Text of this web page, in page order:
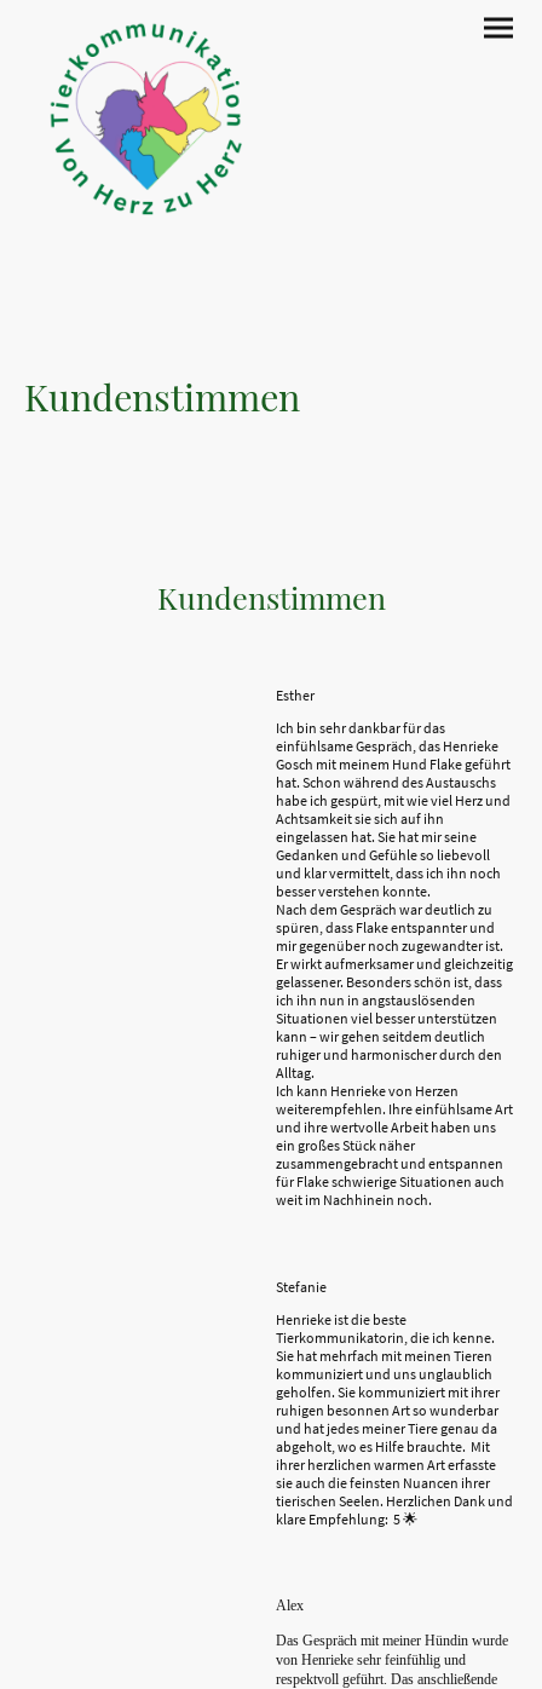
Kundenstimmen
Kundenstimmen
Esther
Ich bin sehr dankbar für das
einfühlsame Gespräch, das Henrieke
Gosch mit meinem Hund Flake geführt
hat. Schon während des Austauschs
habe ich gespürt, mit wie viel Herz und
Achtsamkeit sie sich auf ihn
eingelassen hat. Sie hat mir seine
Gedanken und Gefühle so liebevoll
und klar vermittelt, dass ich ihn noch
besser verstehen konnte.
Nach dem Gespräch war deutlich zu
spüren, dass Flake entspannter und
mir gegenüber noch zugewandter ist.
Er wirkt aufmerksamer und gleichzeitig
gelassener. Besonders schön ist, dass
ich ihn nun in angstauslösenden
Situationen viel besser unterstützen
kann – wir gehen seitdem deutlich
ruhiger und harmonischer durch den
Alltag.
Ich kann Henrieke von Herzen
weiterempfehlen. Ihre einfühlsame Art
und ihre wertvolle Arbeit haben uns
ein großes Stück näher
zusammengebracht und entspannen
für Flake schwierige Situationen auch
weit im Nachhinein noch.
Stefanie
Henrieke ist die beste
Tierkommunikatorin, die ich kenne.
Sie hat mehrfach mit meinen Tieren
kommuniziert und uns unglaublich
geholfen. Sie kommuniziert mit ihrer
ruhigen besonnen Art so wunderbar
und hat jedes meiner Tiere genau da
abgeholt, wo es Hilfe brauchte. Mit
ihrer herzlichen warmen Art erfasste
sie auch die feinsten Nuancen ihrer
tierischen Seelen. Herzlichen Dank und
klare Empfehlung: 5 🌟
Alex
Das Gespräch mit meiner Hündin wurde
von Henrieke sehr feinfühlig und
respektvoll geführt. Das anschließende